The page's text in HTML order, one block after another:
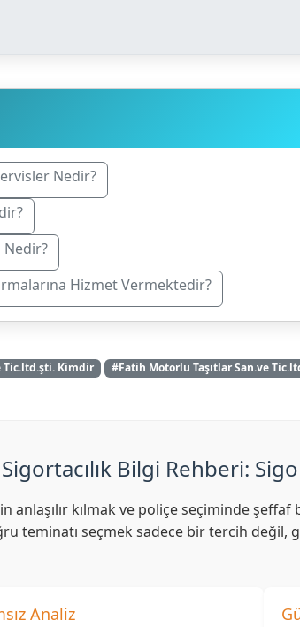
Nedir?
Nedir?
Hizmet Vermektedir?
Tic.ltd.şti. Kimdir #Fatih Motorlu Taşıtlar San.ve
Bilgi Rehberi:
kılmak ve poliçe seçiminde şeffaf
teminatı seçmek sadece bir tercih değil,
Analiz